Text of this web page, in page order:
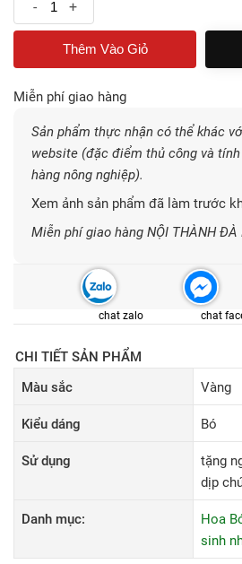
- +
Miễn phí giao hàng
Sản phẩm thực nhận có thể khác
website (đặc điểm thủ công và
hàng nông nghiệp).
Xem ảnh sản phẩm đã làm trước
Miễn phí giao hàng NỘI THÀNH ĐÀ
chat zalo chat
CHI TIẾT SẢN PHẨM
Màu sắc
Vàng
Kiểu dáng Bó
Sử dụng
tặng
dịp
Danh mục: Hoa
sinh